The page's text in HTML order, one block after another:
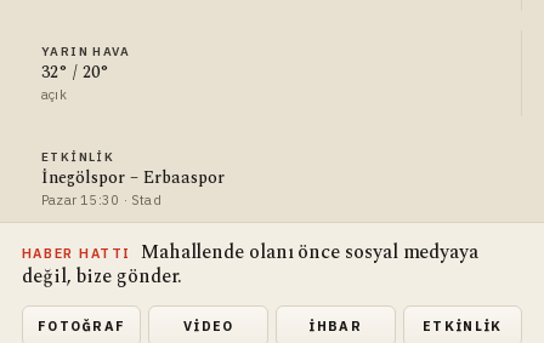
YARIN HAVA
32° / 20°
açık
ETKINLIK
İnegölspor – Erbaaspor
Pazar 15:30 · Stad
HABER HATTI
Mahallende olanı önce sosyal medyaya
değil, bize gönder.
FOTOĞRAF VIDEO İHBAR ETKINLIK